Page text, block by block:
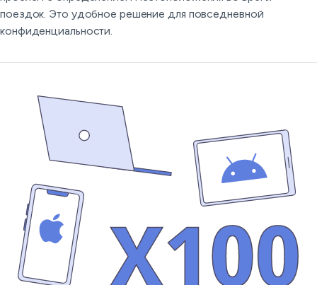
поездок. Это удобное решение для повседневной
конфиденциальности.